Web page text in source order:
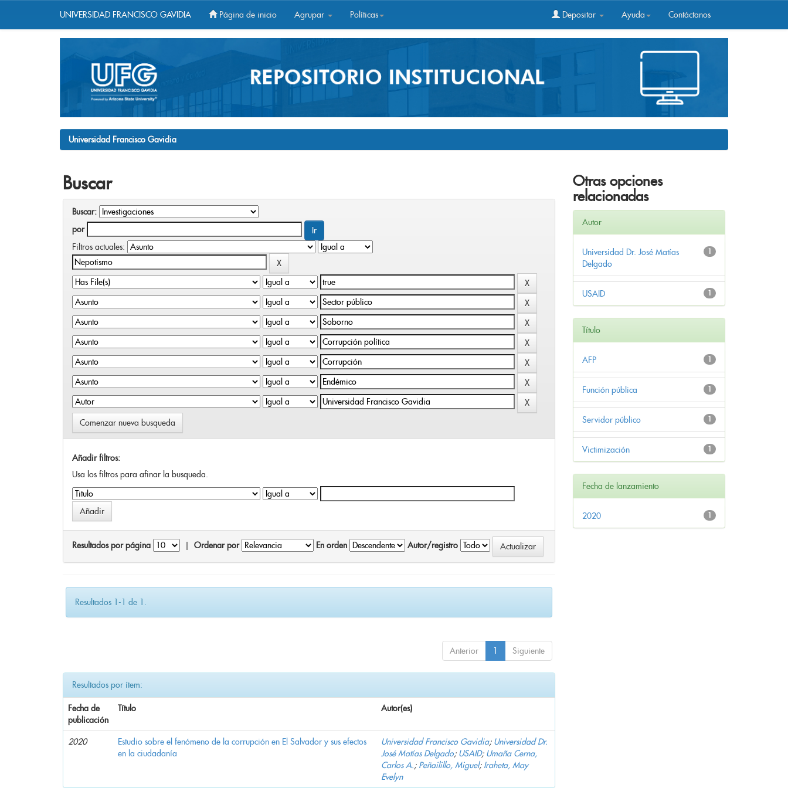
UNIVERSIDAD FRANCISCO GAVIDIA Página de inicio Agrupar Políticas Depositar Ayuda Contáctanos
Universidad Francisco Gavidia
Buscar
Buscar:
por
Filtros actuales:
Comenzar nueva busqueda
Añadir filtros:
Usa los filtros para afinar la busqueda.
Resultados por página Ordenar por En orden Autor/registro
Resultados 1-1 de 1.
Anterior 1 Siguiente
Resultados por ítem:
Fecha de
publicación
Título Autor(es)
2020
Estudio sobre el fenómeno de la corrupción en El Salvador y sus efectos
en la ciudadanía
Universidad Francisco Gavidia; Universidad Dr.
José Matías Delgado; USAID; Umaña Cerna,
Carlos A.; Peñailillo, Miguel; Iraheta, May
Evelyn
Otras opciones
relacionadas
Autor
1
Universidad Dr. José Matías
Delgado
1
USAID
Título
1
AFP
1
Función pública
1
Servidor público
1
Victimización
Fecha de lanzamiento
1
2020